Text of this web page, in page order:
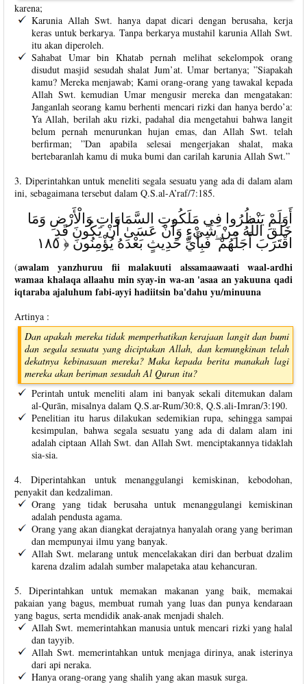
karena;
Karunia Allah Swt. hanya dapat dicari dengan berusaha, kerja
keras untuk berkarya. Tanpa berkarya mustahil karunia Allah Swt.
itu akan diperoleh.
Sahabat Umar bin Khatab pernah melihat sekelompok orang
disudut masjid sesudah shalat Jum’at. Umar bertanya; ”Siapakah
kamu? Mereka menjawab; Kami orang-orang yang tawakal kepada
Allah Swt. kemudian Umar mengusir mereka dan mengatakan:
Janganlah seorang kamu berhenti mencari rizki dan hanya berdo’a:
Ya Allah, berilah aku rizki, padahal dia mengetahui bahwa langit
belum pernah menurunkan hujan emas, dan Allah Swt. telah
berfirman; ”Dan apabila selesai mengerjakan shalat, maka
bertebaranlah kamu di muka bumi dan carilah karunia Allah Swt.”
3. Diperintahkan untuk meneliti segala sesuatu yang ada di dalam alam
ini, sebagaimana tersebut dalam Q.S.al-A’raf/7:185.
أَوَلَمْ يَنْظُرُوا فِي مَلَكُوتِ السَّمَاوَاتِ وَالْأَرْضِ وَمَا
خَلَقَ اللَّهُ مِنْ شَيْءٍ وَأَنْ عَسَىٰ أَنْ يَكُونَ قَدِ
اقْتَرَبَ أَجَلُهُمْ ۖ فَبِأَيِّ حَدِيثٍ بَعْدَهُ يُؤْمِنُونَ ﴿ ١٨٥
(awalam yanzhuruu fii malakuuti alssamaawaati waal-ardhi
wamaa khalaqa allaahu min syay-in wa-an 'asaa an yakuuna qadi
iqtaraba ajaluhum fabi-ayyi hadiitsin ba'dahu yu/minuuna
Artinya :
Dan apakah mereka tidak memperhatikan kerajaan langit dan bumi
dan segala sesuatu yang diciptakan Allah, dan kemungkinan telah
dekatnya kebinasaan mereka? Maka kepada berita manakah lagi
mereka akan beriman sesudah Al Quran itu?
Perintah untuk meneliti alam ini banyak sekali ditemukan dalam
al-Qurān, misalnya dalam Q.S.ar-Rum/30:8, Q.S.ali-Imran/3:190.
Penelitian itu harus dilakukan sedemikian rupa, sehingga sampai
kesimpulan, bahwa segala sesuatu yang ada di dalam alam ini
adalah ciptaan Allah Swt. dan Allah Swt. menciptakannya tidaklah
sia-sia.
4. Diperintahkan untuk menanggulangi kemiskinan, kebodohan,
penyakit dan kedzaliman.
Orang yang tidak berusaha untuk menanggulangi kemiskinan
adalah pendusta agama.
Orang yang akan diangkat derajatnya hanyalah orang yang beriman
dan mempunyai ilmu yang banyak.
Allah Swt. melarang untuk mencelakakan diri dan berbuat dzalim
karena dzalim adalah sumber malapetaka atau kehancuran.
5. Diperintahkan untuk memakan makanan yang baik, memakai
pakaian yang bagus, membuat rumah yang luas dan punya kendaraan
yang bagus, serta mendidik anak-anak menjadi shaleh.
Allah Swt. memerintahkan manusia untuk mencari rizki yang halal
dan tayyib.
Allah Swt. memerintahkan untuk menjaga dirinya, anak isterinya
dari api neraka.
Hanya orang-orang yang shalih yang akan masuk surga.